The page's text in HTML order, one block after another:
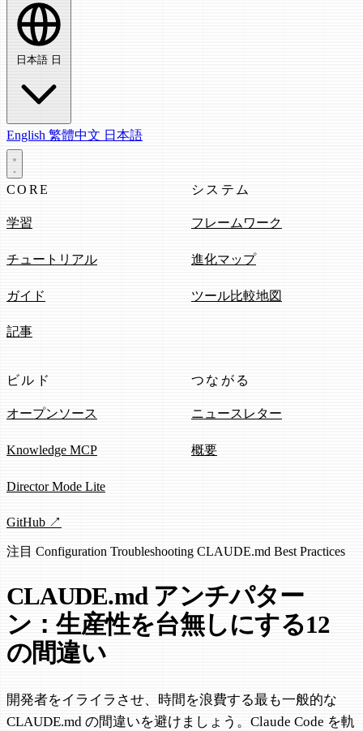
日本語 日
English 繁體中文 日本語
CORE
学習
チュートリアル
ガイド
記事
システム
フレームワーク
進化マップ
ツール比較地図
ビルド
オープンソース
Knowledge MCP
Director Mode Lite
GitHub ↗
つながる
ニュースレター
概要
注目 Configuration Troubleshooting CLAUDE.md Best Practices
CLAUDE.md アンチパター
ン：生産性を台無しにする12
の間違い
開発者をイライラさせ、時間を浪費する最も一般的な
CLAUDE.md の間違いを避けましょう。Claude Code を軌